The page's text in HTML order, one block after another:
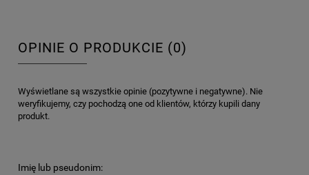
OPINIE O PRODUKCIE (0)
Wyświetlane są wszystkie opinie (pozytywne i negatywne). Nie
weryfikujemy, czy pochodzą one od klientów, którzy kupili dany
produkt.
Imię lub pseudonim: